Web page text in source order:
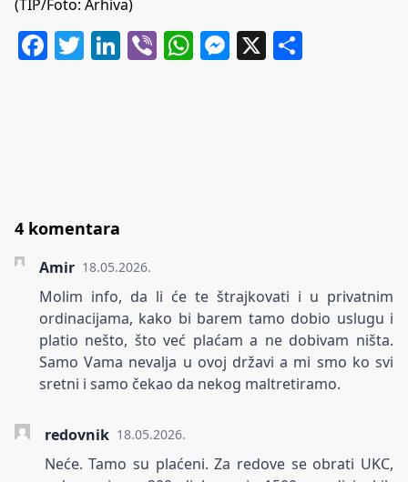
(TIP/Foto: Arhiva)
Facebook
Twitter
LinkedIn
ViberWhatsApp
Messenger
X
4 komentara
Amir 18.05.2026.
Molim info, da li će te štrajkovati i u privatnim
ordinacijama, kako bi barem tamo dobio uslugu i
platio nešto, što već plaćam a ne dobivam ništa.
Samo Vama nevalja u ovoj državi a mi smo ko svi
sretni i samo čekao da nekog maltretiramo.
redovnik 18.05.2026.
Neće. Tamo su plaćeni. Za redove se obrati UKC,